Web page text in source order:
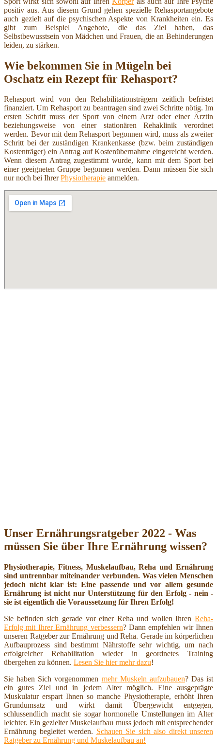
positiv aus. Aus diesem Grund gehen spezielle Rehasportangebote
auch gezielt auf die psychischen Aspekte von Krankheiten ein. Es
gibt zum Beispiel Angebote, die das Ziel haben, das
Selbstbewusstsein von Mädchen und Frauen, die an Behinderungen
leiden, zu stärken.
Wie bekommen Sie in Mügeln bei
Oschatz ein Rezept für Rehasport?
Rehasport wird von den Rehabilitationsträgern zeitlich befristet
finanziert. Um Rehasport zu beantragen sind zwei Schritte nötig. Im
ersten Schritt muss der Sport von einem Arzt oder einer Ärztin
beziehungsweise von einer stationären Rehaklinik verordnet
werden. Bevor mit dem Rehasport begonnen wird, muss als zweiter
Schritt bei der zuständigen Krankenkasse (bzw. beim zuständigen
Kostenträger) ein Antrag auf Kostenübernahme eingereicht werden.
Wenn diesem Antrag zugestimmt wurde, kann mit dem Sport bei
einer geeigneten Gruppe begonnen werden. Dann müssen Sie sich
nur noch bei IhrerPhysiotherapie anmelden.
Unser Ernährungsratgeber 2022 - Was
müssen Sie über Ihre Ernährung wissen?
Physiotherapie, Fitness, Muskelaufbau, Reha und Ernährung
sind untrennbar miteinander verbunden. Was vielen Menschen
jedoch nicht klar ist: Eine passende und vor allem gesunde
Ernährung ist nicht nur Unterstützung für den Erfolg - nein -
sie ist eigentlich die Voraussetzung für Ihren Erfolg!
Sie befinden sich gerade vor einer Reha und wollen Ihren Reha-
Erfolg mit Ihrer Ernährung verbessern? Dann empfehlen wir Ihnen
unseren Ratgeber zur Ernährung und Reha. Gerade im körperlichen
Aufbauprozess sind bestimmt Nährstoffe sehr wichtig, um nach
erfolgreicher Rehabilitation wieder in geordnetes Training
übergehen zu können. Lesen Sie hier mehr dazu!
Sie haben Sich vorgenommen mehr Muskeln aufzubauen? Das ist
ein gutes Ziel und in jedem Alter möglich. Eine ausgeprägte
Muskulatur erspart Ihnen so manche Physiotherapie, erhöht Ihren
Grundumsatz und wirkt damit Übergewicht entgegen,
schlussendlich macht sie sogar hormonelle Umstellungen im Alter
leichter. Ein gezielter Muskelaufbau muss jedoch mit entsprechender
Ernährung begleitet werden. Schauen Sie sich also direkt unseren
Ratgeber zu Ernährung und Muskelaufbau an!